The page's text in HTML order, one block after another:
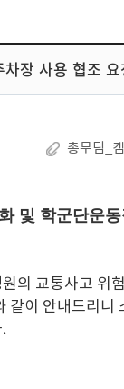
장 사용 협조 요
총무팀_
및 학군단운
의 교통사고 위
이 안내드리